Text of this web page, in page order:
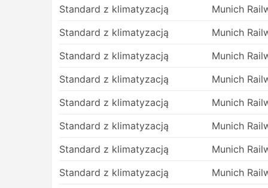
przybycia na dworzec autobusowy z
międzynarodowych, nie zajmuje dużo
podróżujących, a opłata za
Bilety autobusowe mogą być tańsze w
nieco wolniejsze i nie oferują
Na dłuższych trasach toalety lub
koce są prawie zawsze wliczone w
Jeśli jesteś gotowy wydać więcej,
pasażerów i wieloma innymi
Wady podróżowania autobusem
Standard z klimatyzacją
Munich
Standard z klimatyzacją
Munich
Standard z klimatyzacją
Munich
Standard z klimatyzacją
Munich
Standard z klimatyzacją
Munich
Standard z klimatyzacją
Munich
Standard z klimatyzacją
Munich
Standard z klimatyzacją
Munich